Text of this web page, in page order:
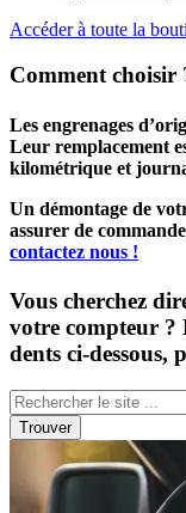
Accéder à toute la
Comment choisir
Les engrenages
Leur remplacement
kilométrique et
Un démontage de
assurer de
contactez nous !
Vous cherchez
votre compteur ?
dents ci-dessous,